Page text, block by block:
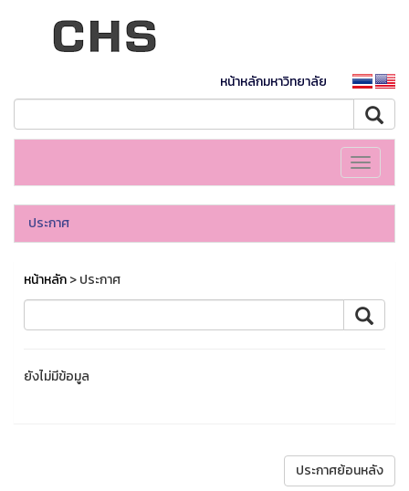
หน้าหลักมหาวิทยาลัย
Toggle
ประกาศ
หน้าหลัก> ประกาศ
ยังไม่มีข้อมูล
ประกาศย้อนหลัง